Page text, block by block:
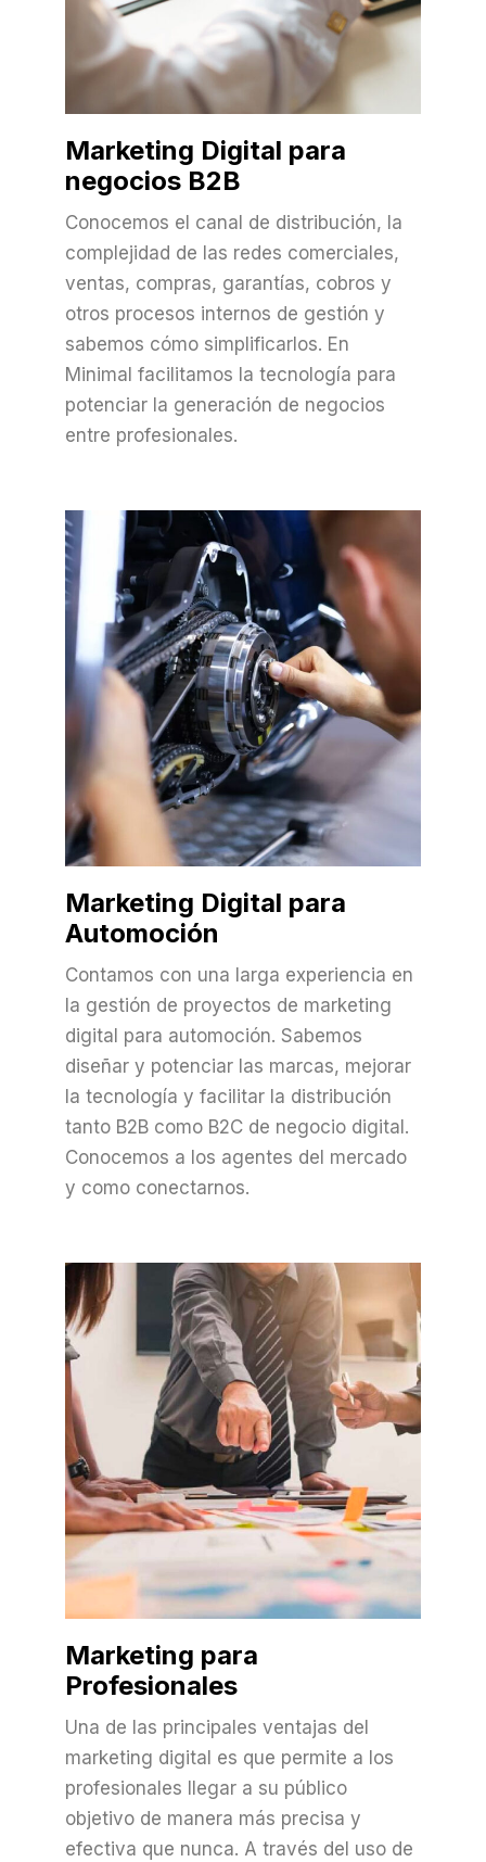
Marketing Digital para
negocios B2B
Conocemos el canal de distribución, la
complejidad de las redes comerciales,
ventas, compras, garantías, cobros y
otros procesos internos de gestión y
sabemos cómo simplificarlos. En
Minimal facilitamos la tecnología para
potenciar la generación de negocios
entre profesionales.
Marketing Digital para
Automoción
Contamos con una larga experiencia en
la gestión de proyectos de marketing
digital para automoción. Sabemos
diseñar y potenciar las marcas, mejorar
la tecnología y facilitar la distribución
tanto B2B como B2C de negocio digital.
Conocemos a los agentes del mercado
y como conectarnos.
Marketing para
Profesionales
Una de las principales ventajas del
marketing digital es que permite a los
profesionales llegar a su público
objetivo de manera más precisa y
efectiva que nunca. A través del uso de